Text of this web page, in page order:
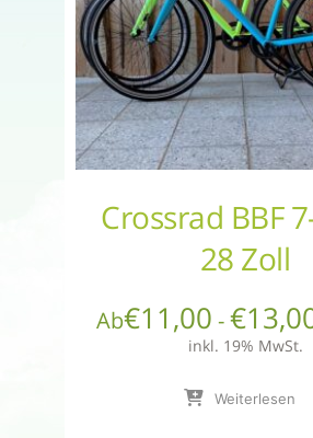
Crossrad BBF
28 Zoll
Ab€11,00 -€
inkl. 19% MwSt.
Weiterlesen